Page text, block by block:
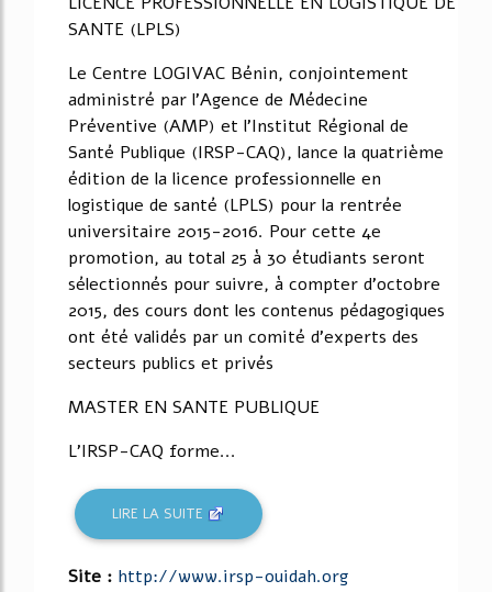
SANTE (LPLS)
Le Centre LOGIVAC Bénin, conjointement
administré par l'Agence de Médecine
Préventive (AMP) et l'Institut Régional de
Santé Publique (IRSP-CAQ), lance la quatrième
édition de la licence professionnelle en
logistique de santé (LPLS) pour la rentrée
universitaire 2015-2016. Pour cette 4e
promotion, au total 25 à 30 étudiants seront
sélectionnés pour suivre, à compter d'octobre
2015, des cours dont les contenus pédagogiques
ont été validés par un comité d'experts des
secteurs publics et privés
MASTER EN SANTE PUBLIQUE
L'IRSP-CAQ forme...
LIRE LA SUITE
Site : http://www.irsp-ouidah.org